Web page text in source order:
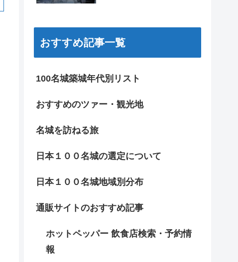
おすすめ記事一覧
100名城築城年代別リスト
おすすめのツァー・観光地
名城を訪ねる旅
日本１００名城の選定について
日本１００名城地域別分布
通販サイトのおすすめ記事
ホットペッパー 飲食店検索・予約情
報